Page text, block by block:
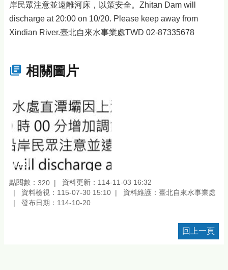
岸民眾注意並遠離河床，以策安全。Zhitan Dam will
discharge at 20:00 on 10/20. Please keep away from
Xindian River.臺北自來水事業處TWD 02-87335678
相關圖片
點閱數： 320
資料更新：114-11-03 16:32
資料檢視：115-07-30 15:10
資料維護：臺北自來水事業處
發布日期：114-10-20
回上一頁